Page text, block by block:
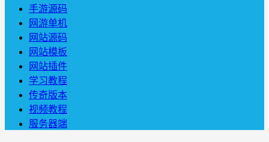
手游源码
网游单机
网站源码
网站模板
网站插件
学习教程
传奇版本
视频教程
服务器端